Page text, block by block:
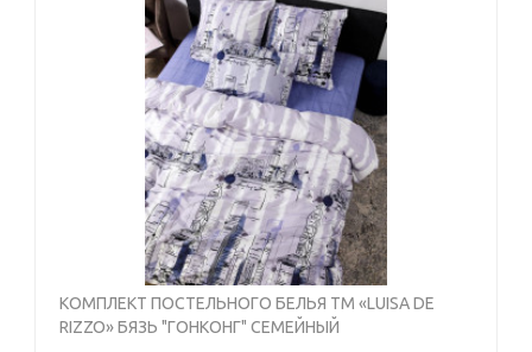
КОМПЛЕКТ ПОСТЕЛЬНОГО БЕЛЬЯ ТМ «LUISA DE
RIZZO» БЯЗЬ "ГОНКОНГ" СЕМЕЙНЫЙ